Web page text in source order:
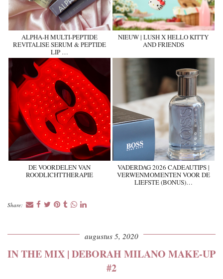
ALPHA-H MULTI-PEPTIDE
REVITALISE SERUM & PEPTIDE
LIP …
NIEUW | LUSH X HELLO KITTY
AND FRIENDS
DE VOORDELEN VAN
ROODLICHTTHERAPIE
VADERDAG 2026 CADEAUTIPS |
VERWENMOMENTEN VOOR DE
LIEFSTE (BONUS)…
Share:
augustus 5, 2020
IN THE MIX | DEBORAH MILANO MAKE-UP
#2